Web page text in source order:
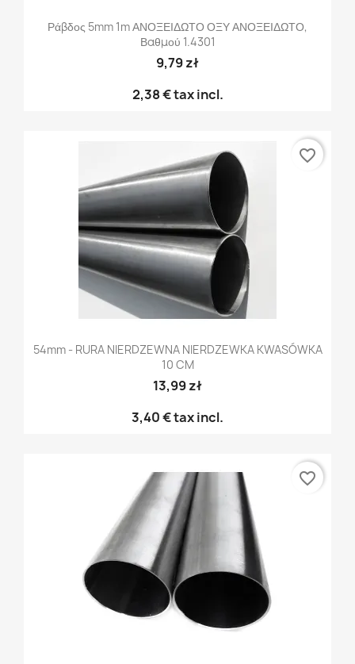
Ράβδος 5mm 1m ΑΝΟΞΕΙΔΩΤΟ ΟΞΥ ΑΝΟΞΕΙΔΩΤΟ,
Βαθμού 1.4301
9,79 zł
2,38 €tax incl.
54mm - RURA NIERDZEWNA NIERDZEWKA KWASÓWKA
10 CM
13,99 zł
3,40 €tax incl.
favorite_border
favorite_border